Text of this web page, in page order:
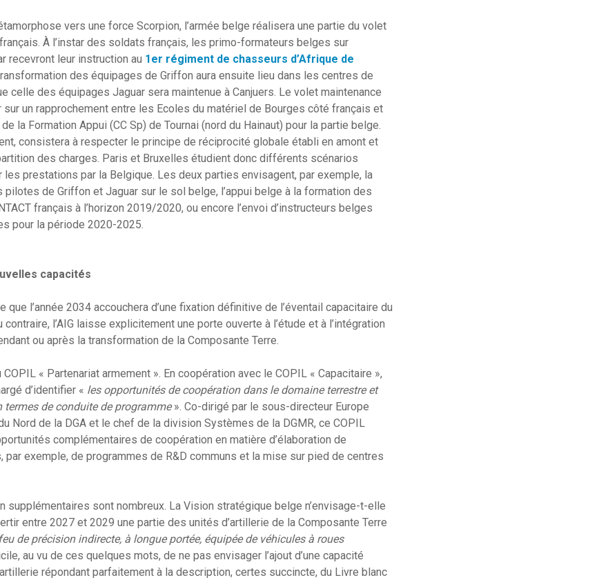
vers une force Scorpion, l’armée belge réalisera une partie du volet
À l’instar des soldats français, les primo-formateurs belges sur
recevront leur instruction au 1er régiment de chasseurs d’Afrique de
des équipages de Griffon aura ensuite lieu dans les centres de
celle des équipages Jaguar sera maintenue à Canjuers. Le volet maintenance
un rapprochement entre les Ecoles du matériel de Bourges côté français et
la Formation Appui (CC Sp) de Tournai (nord du Hainaut) pour la partie belge.
consistera à respecter le principe de réciprocité globale établi en amont et
des charges. Paris et Bruxelles étudient donc différents scénarios
prestations par la Belgique. Les deux parties envisagent, par exemple, la
pilotes de Griffon et Jaguar sur le sol belge, l’appui belge à la formation des
français à l’horizon 2019/2020, ou encore l’envoi d’instructeurs belges
pour la période 2020-2025.
capacités
l’année 2034 accouchera d’une fixation définitive de l’éventail capacitaire du
contraire, l’AIG laisse explicitement une porte ouverte à l’étude et à l’intégration
ou après la transformation de la Composante Terre.
COPIL « Partenariat armement ». En coopération avec le COPIL « Capacitaire »,
d’identifier « les opportunités de coopération dans le domaine terrestre et
de conduite de programme». Co-dirigé par le sous-directeur Europe
Nord de la DGA et le chef de la division Systèmes de la DGMR, ce COPIL
complémentaires de coopération en matière d’élaboration de
exemple, de programmes de R&D communs et la mise sur pied de centres
supplémentaires sont nombreux. La Vision stratégique belge n’envisage-t-elle
entre 2027 et 2029 une partie des unités d’artillerie de la Composante Terre
de précision indirecte, à longue portée, équipée de véhicules à roues
au vu de ces quelques mots, de ne pas envisager l’ajout d’une capacité
répondant parfaitement à la description, certes succincte, du Livre blanc